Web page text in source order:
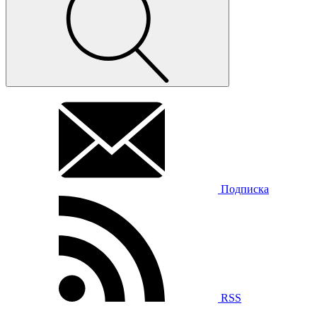
Подписка
RSS